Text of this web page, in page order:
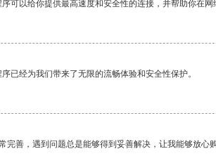
可以给你提供最高速度和安全性的连接，并帮助你在网
已经为我们带来了无限的流畅体验和安全性保护。
完善，遇到问题总是能够得到妥善解决，让我能够放心购